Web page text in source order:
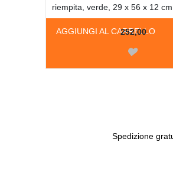
riempita, verde, 29 x 56 x 12 cm
AGGIUNGI AL CARRELLO
252,00
Spedizione